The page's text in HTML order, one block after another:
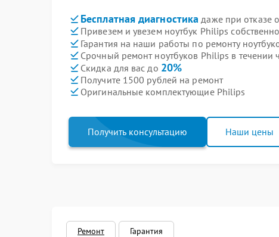
Бесплатная диагностика даже при отказе
Привезем и увезем ноутбук Philips
Гарантия на наши работы по ремонту
Срочный ремонт ноутбуков Philips в течении
Скидка для вас до 20%
Получите 1500 рублей на ремонт
Оригинальные комплектующие Philips
Получить консультацию Наши цены
Ремонт Гарантия